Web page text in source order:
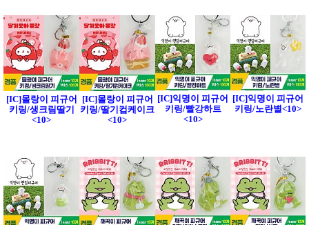
[IC]몰랑이 피규어
키링/생크림딸기
<10>
[IC]몰랑이 피규어
키링/딸기컵케이크
<10>
[IC]익명이 피규어
키링/빨강하트
<10>
[IC]익명이 피규어
키링/노란별<10>